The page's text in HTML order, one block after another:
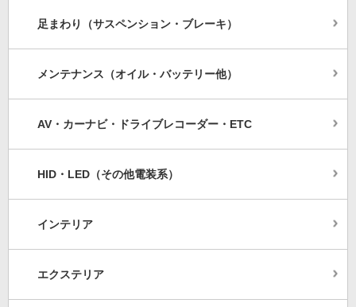
足まわり（サスペンション・ブレーキ）
メンテナンス（オイル・バッテリー他）
AV・カーナビ・ドライブレコーダー・ETC
HID・LED（その他電装系）
インテリア
エクステリア